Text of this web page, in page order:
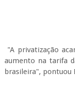
"A privatização
aumento na tarifa
brasileira", pontuou